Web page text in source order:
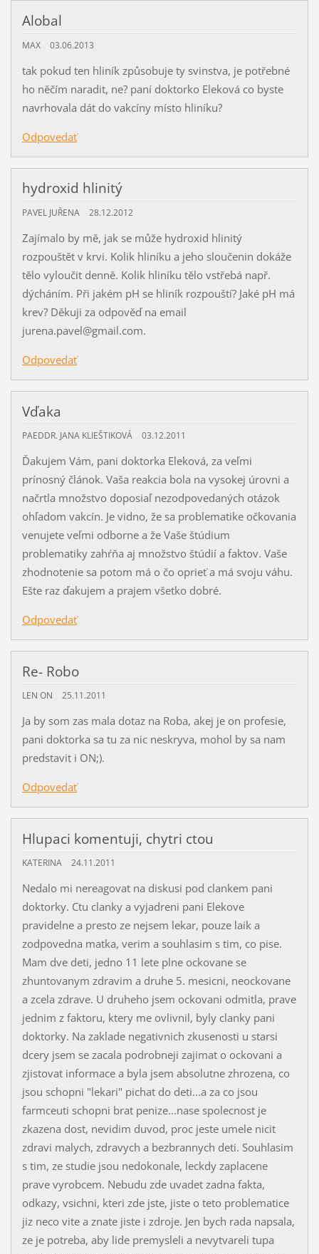
Alobal
MAX 03.06.2013
tak pokud ten hliník způsobuje ty svinstva, je potřebné
ho něčím naradit, ne? paní doktorko Eleková co byste
navrhovala dát do vakcíny místo hliníku?
Odpovedať
hydroxid hlinitý
PAVEL JUŘENA 28.12.2012
Zajímalo by mě, jak se může hydroxid hlinitý
rozpouštět v krvi. Kolik hliníku a jeho sloučenin dokáže
tělo vyloučit denně. Kolik hliníku tělo vstřebá např.
dýcháním. Při jakém pH se hliník rozpouští? Jaké pH má
krev? Děkuji za odpověď na email
jurena.pavel@gmail.com.
Odpovedať
Vďaka
PAEDDR. JANA KLIEŠTIKOVÁ 03.12.2011
Ďakujem Vám, pani doktorka Eleková, za veľmi
prínosný článok. Vaša reakcia bola na vysokej úrovni a
načrtla množstvo doposiaľ nezodpovedaných otázok
ohľadom vakcín. Je vidno, že sa problematike očkovania
venujete veľmi odborne a že Vaše štúdium
problematiky zahŕňa aj množstvo štúdií a faktov. Vaše
zhodnotenie sa potom má o čo oprieť a má svoju váhu.
Ešte raz ďakujem a prajem všetko dobré.
Odpovedať
Re- Robo
LEN ON 25.11.2011
Ja by som zas mala dotaz na Roba, akej je on profesie,
pani doktorka sa tu za nic neskryva, mohol by sa nam
predstavit i ON;).
Odpovedať
Hlupaci komentuji, chytri ctou
KATERINA 24.11.2011
Nedalo mi nereagovat na diskusi pod clankem pani
doktorky. Ctu clanky a vyjadreni pani Elekove
pravidelne a presto ze nejsem lekar, pouze laik a
zodpovedna matka, verim a souhlasim s tim, co pise.
Mam dve deti, jedno 11 lete plne ockovane se
zhuntovanym zdravim a druhe 5. mesicni, neockovane
a zcela zdrave. U druheho jsem ockovani odmitla, prave
jednim z faktoru, ktery me ovlivnil, byly clanky pani
doktorky. Na zaklade negativnich zkusenosti u starsi
dcery jsem se zacala podrobneji zajimat o ockovani a
zjistovat informace a byla jsem absolutne zhrozena, co
jsou schopni "lekari" pichat do deti...a za co jsou
farmceuti schopni brat penize...nase spolecnost je
zkazena dost, nevidim duvod, proc jeste umele nicit
zdravi malych, zdravych a bezbrannych deti. Souhlasim
s tim, ze studie jsou nedokonale, leckdy zaplacene
prave vyrobcem. Nebudu zde uvadet zadna fakta,
odkazy, vsichni, kteri zde jste, jiste o teto problematice
jiz neco vite a znate jiste i zdroje. Jen bych rada napsala,
ze je potreba, aby lide premysleli a nevytvareli tupa